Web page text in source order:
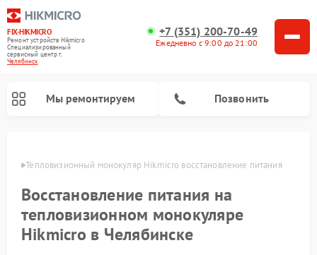
FIX-HIKMICRO
Ремонт устройств Hikmicro
Специализированный
cервисный центр г.
Челябинск
+7 (351) 200-70-49
Ежедневно с 9:00 до 21:00
Мы ремонтируем Позвонить
Тепловизионный монокуляр Hikmicro восстановление питания
Восстановление питания на
тепловизионном монокуляре
Hikmicro в Челябинске